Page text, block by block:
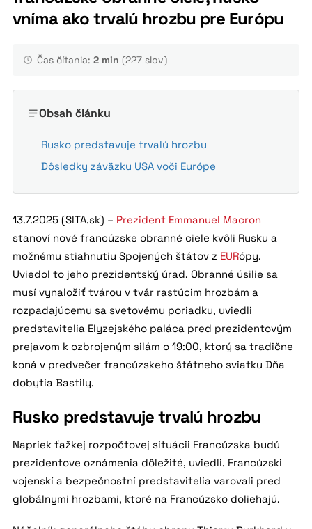
vníma ako trvalú hrozbu pre Európu
Čas čítania: 2 min (227 slov)
Obsah článku
Rusko predstavuje trvalú hrozbu
Dôsledky záväzku USA voči Európe
13.7.2025 (SITA.sk) – Prezident Emmanuel Macron
stanoví nové francúzske obranné ciele kvôli Rusku a
možnému stiahnutiu Spojených štátov z EURópy.
Uviedol to jeho prezidentský úrad. Obranné úsilie sa
musí vynaložiť tvárou v tvár rastúcim hrozbám a
rozpadajúcemu sa svetovému poriadku, uviedli
predstavitelia Elyzejského paláca pred prezidentovým
prejavom k ozbrojeným silám o 19:00, ktorý sa tradične
koná v predvečer francúzskeho štátneho sviatku Dňa
dobytia Bastily.
Rusko predstavuje trvalú hrozbu
Napriek ťažkej rozpočtovej situácii Francúzska budú
prezidentove oznámenia dôležité, uviedli. Francúzski
vojenskí a bezpečnostní predstavitelia varovali pred
globálnymi hrozbami, ktoré na Francúzsko doliehajú.